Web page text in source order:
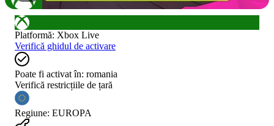
Platformă: Xbox Live
Verifică ghidul de activare
Poate fi activat în: romania
Verifică restricțiile de țară
Regiune: EUROPA